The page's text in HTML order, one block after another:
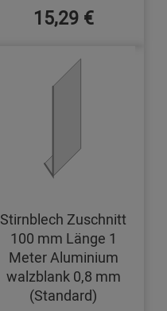
15,29 €
Stirnblech Zuschnitt
100 mm Länge 1
Meter Aluminium
walzblank 0,8 mm
(Standard)